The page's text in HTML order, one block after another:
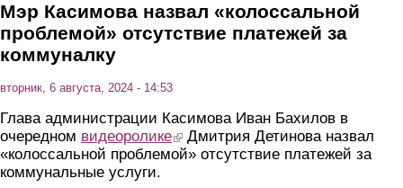
Мэр Касимова назвал «колоссальной
проблемой» отсутствие платежей за
коммуналку
вторник, 6 августа, 2024 - 14:53
Глава администрации Касимова Иван Бахилов в
очередном видеоролике(link is external)
Дмитрия Детинова назвал
«колоссальной проблемой» отсутствие платежей за
коммунальные услуги.